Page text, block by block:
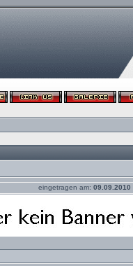
eingetragen am: 09.09.2010